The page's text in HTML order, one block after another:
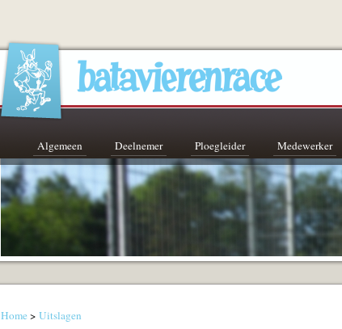
Algemeen Deelnemer Ploegleider Medewerker
Home> Uitslagen